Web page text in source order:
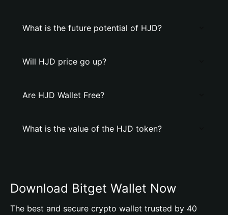
What is the future potential of HJD?
Will HJD price go up?
Are HJD Wallet Free?
What is the value of the HJD token?
Download Bitget Wallet Now
The best and secure crypto wallet trusted by 40